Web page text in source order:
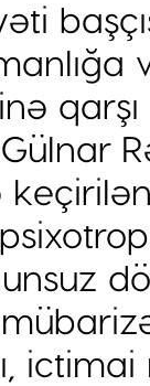
Gülnar